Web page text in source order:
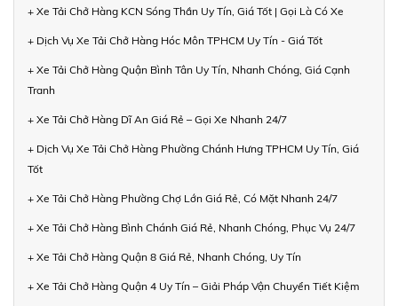
+ Xe Tải Chở Hàng KCN Sóng Thần Uy Tín, Giá Tốt | Gọi Là Có Xe
+ Dịch Vụ Xe Tải Chở Hàng Hóc Môn TPHCM Uy Tín - Giá Tốt
+ Xe Tải Chở Hàng Quận Bình Tân Uy Tín, Nhanh Chóng, Giá Cạnh
Tranh
+ Xe Tải Chở Hàng Dĩ An Giá Rẻ – Gọi Xe Nhanh 24/7
+ Dịch Vụ Xe Tải Chở Hàng Phường Chánh Hưng TPHCM Uy Tín, Giá
Tốt
+ Xe Tải Chở Hàng Phường Chợ Lớn Giá Rẻ, Có Mặt Nhanh 24/7
+ Xe Tải Chở Hàng Bình Chánh Giá Rẻ, Nhanh Chóng, Phục Vụ 24/7
+ Xe Tải Chở Hàng Quận 8 Giá Rẻ, Nhanh Chóng, Uy Tín
+ Xe Tải Chở Hàng Quận 4 Uy Tín – Giải Pháp Vận Chuyển Tiết Kiệm